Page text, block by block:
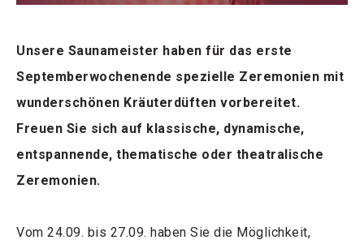
Unsere Saunameister haben für das erste
Septemberwochenende spezielle Zeremonien mit
wunderschönen Kräuterdüften vorbereitet.
Freuen Sie sich auf klassische, dynamische,
entspannende, thematische oder theatralische
Zeremonien.
Vom 24.09. bis 27.09. haben Sie die Möglichkeit,